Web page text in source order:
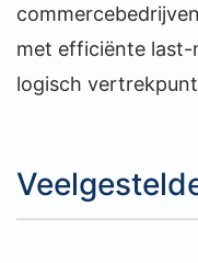
met efficiënte last-
logisch